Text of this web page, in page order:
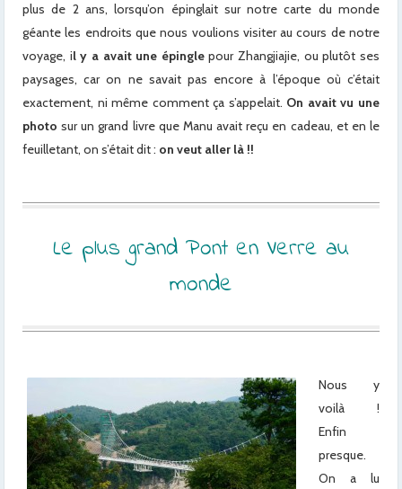
plus de 2 ans, lorsqu’on épinglait sur notre carte du monde
géante les endroits que nous voulions visiter au cours de notre
voyage, il y a avait une épinglepour Zhangjiajie, ou plutôt ses
paysages, car on ne savait pas encore à l’époque où c’était
exactement, ni même comment ça s’appelait. On avait vu une
photo sur un grand livre que Manu avait reçu en cadeau, et en le
feuilletant, on s’était dit : on veut aller là !!
Le plus grand Pont en Verre au
monde
Nous y
voilà !
Enfin
presque.
On a lu